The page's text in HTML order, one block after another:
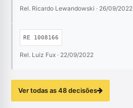
Rel. Ricardo Lewandowski · 26/09/2022
RE 1008166
Rel. Luiz Fux · 22/09/2022
Ver todas as 48 decisões